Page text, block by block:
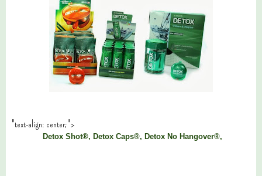
"text-align: center;">
Detox Shot®, Detox Caps®, Detox No Hangover®,